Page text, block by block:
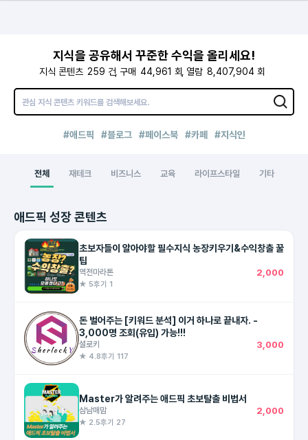
지식을 공유해서 꾸준한 수익을 올리세요!
지식 콘텐츠 259 건 구매 44,961 회 열람 8,407,904 회
#애드픽 #블로그 #페이스북 #카페 #지식인
전체 재테크 비즈니스 교육 라이프스타일 기타
애드픽 성장 콘텐츠
초보자들이 알아야할 필수지식 농장키우기&수익창출 꿀
팁
역전마라톤 2,000
★ 5후기 1
돈 벌어주는 [키워드 분석] 이거 하나로 끝내자. -
3,000명 조회(유입) 가능!!!
셜로키 3,000
★ 4.8후기 117
Master가 알려주는 애드픽 초보탈출 비법서
삼남매맘 2,000
★ 2.5후기 27